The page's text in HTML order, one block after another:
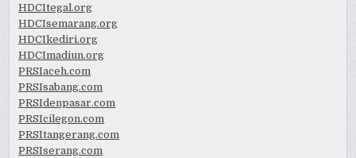
HDCItegal.org
HDCIsemarang.org
HDCIkediri.org
HDCImadiun.org
PRSIaceh.com
PRSIsabang.com
PRSIdenpasar.com
PRSIcilegon.com
PRSItangerang.com
PRSIserang.com